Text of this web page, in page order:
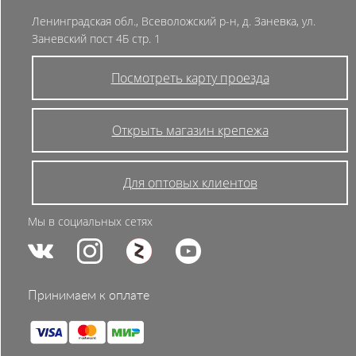
Ленинградская обл., Всеволожский р-н, д. Заневка, ул.
Заневский пост 4Б стр. 1
Посмотреть карту проезда
Открыть магазин крепежа
Для оптовых клиентов
Мы в социальных сетях
Принимаем к оплате